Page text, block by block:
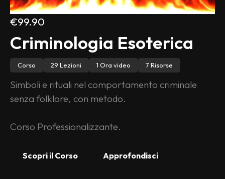
€99.90
Criminologia Esoterica
Corso 29 Lezioni 1 Ora video 7 Risorse
Simboli e rituali nel comportamento criminale
senza folklore, con metodo.
Corso Professionalizzante.
Scopri il Corso Approfondisci